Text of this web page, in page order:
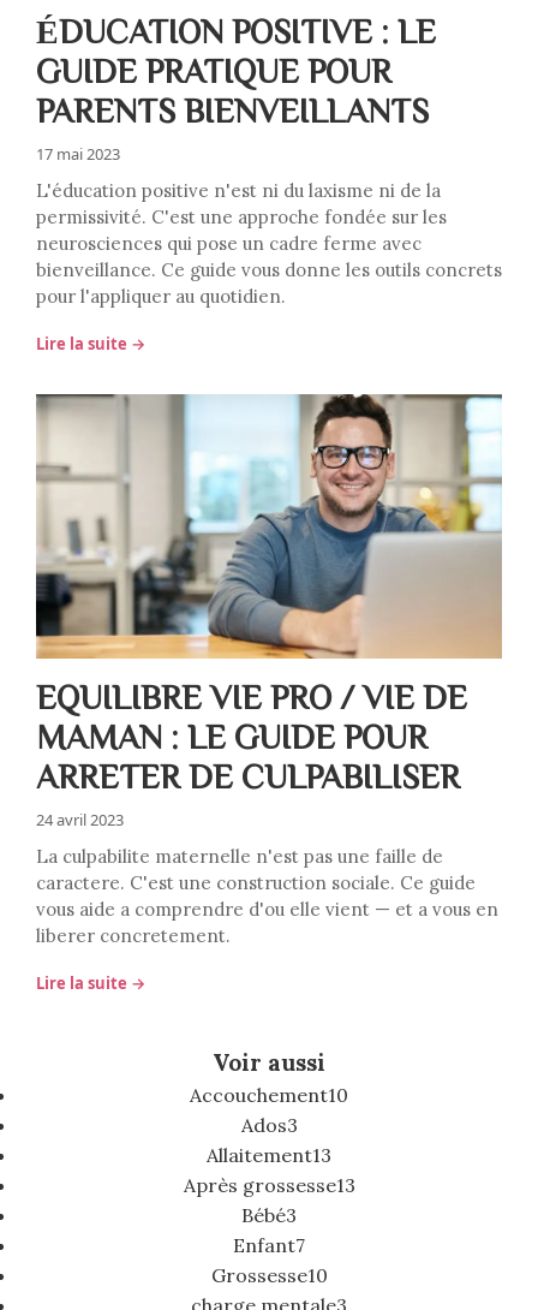
ÉDUCATION POSITIVE : LE
GUIDE PRATIQUE POUR
PARENTS BIENVEILLANTS
17 mai 2023
L'éducation positive n'est ni du laxisme ni de la
permissivité. C'est une approche fondée sur les
neurosciences qui pose un cadre ferme avec
bienveillance. Ce guide vous donne les outils concrets
pour l'appliquer au quotidien.
Lire la suite →
EQUILIBRE VIE PRO / VIE DE
MAMAN : LE GUIDE POUR
ARRETER DE CULPABILISER
24 avril 2023
La culpabilite maternelle n'est pas une faille de
caractere. C'est une construction sociale. Ce guide
vous aide a comprendre d'ou elle vient — et a vous en
liberer concretement.
Lire la suite →
Voir aussi
Accouchement10
Ados3
Allaitement13
Après grossesse13
Bébé3
Enfant7
Grossesse10
charge mentale3